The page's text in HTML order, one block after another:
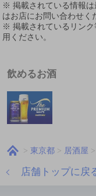
※ 掲載されている情報は
はお店にお問い合わせく
※ 掲載されているリンク
用ください。
飲めるお酒
東京都 居酒屋
店舗トップに戻